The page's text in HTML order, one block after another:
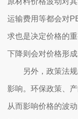
运输费用等都会对
求也是决定价格的
下降则会对价格形成
另外，政策法
影响。环保政策、
从而影响价格的波